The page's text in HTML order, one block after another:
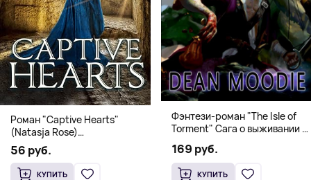
Роман "Captive Hearts"
(Natasja Rose)
Романтическое фэнтези
56 руб.
КУПИТЬ
Фэнтези-роман "The Isle of
Torment" Сага о выживании и
169 руб.
КУПИТЬ